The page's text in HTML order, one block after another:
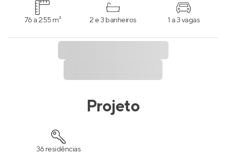
76 a 255 m² 2 e 3 banheiros 1 a 3 vagas
Projeto
36 residências